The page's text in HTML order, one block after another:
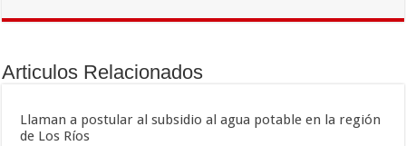
o
k
ar
r
Articulos Relacionados
Llaman a postular al subsidio al agua potable en la región
de Los Ríos